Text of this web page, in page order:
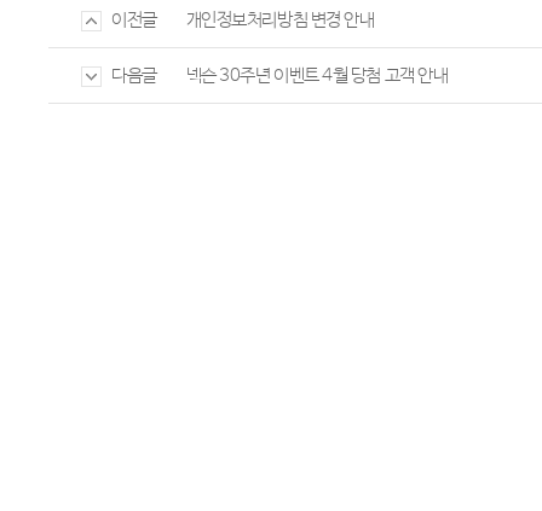
이전글 개인정보처리방침 변경 안내
다음글 넥슨 30주년 이벤트 4월 당첨 고객 안내